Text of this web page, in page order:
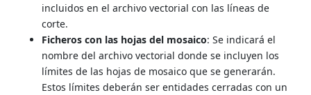
incluidos en el archivo vectorial con las líneas de
corte.
Ficheros con las hojas del mosaico: Se indicará el
nombre del archivo vectorial donde se incluyen los
límites de las hojas de mosaico que se generarán.
Estos límites deberán ser entidades cerradas con un